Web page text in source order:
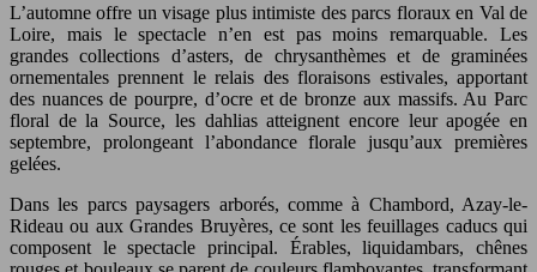
L’automne offre un visage plus intimiste des parcs floraux en Val de
Loire, mais le spectacle n’en est pas moins remarquable. Les
grandes collections d’asters, de chrysanthèmes et de graminées
ornementales prennent le relais des floraisons estivales, apportant
des nuances de pourpre, d’ocre et de bronze aux massifs. Au Parc
floral de la Source, les dahlias atteignent encore leur apogée en
septembre, prolongeant l’abondance florale jusqu’aux premières
gelées.
Dans les parcs paysagers arborés, comme à Chambord, Azay-le-
Rideau ou aux Grandes Bruyères, ce sont les feuillages caducs qui
composent le spectacle principal. Érables, liquidambars, chênes